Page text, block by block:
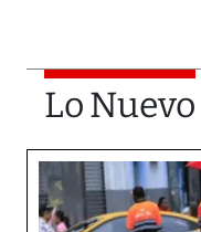
Lo Nuevo